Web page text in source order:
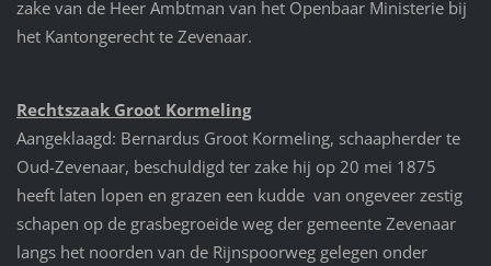
zake van de Heer Ambtman van het Openbaar Ministerie bij
het Kantongerecht te Zevenaar.
Rechtszaak Groot Kormeling
Aangeklaagd: Bernardus Groot Kormeling, schaapherder te
Oud-Zevenaar, beschuldigd ter zake hij op 20 mei 1875
heeft laten lopen en grazen een kudde van ongeveer zestig
schapen op de grasbegroeide weg der gemeente Zevenaar
langs het noorden van de Rijnspoorweg gelegen onder